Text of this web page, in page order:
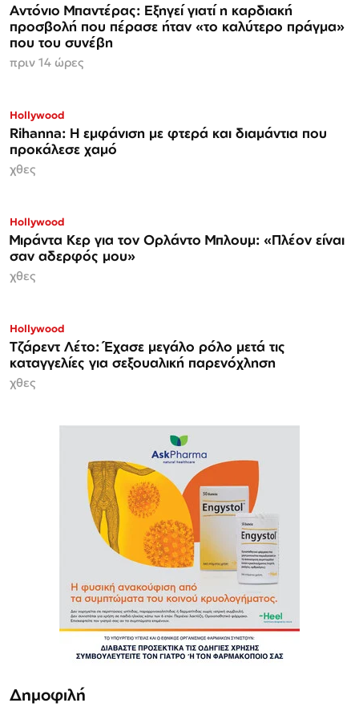
Αντόνιο Μπαντέρας: Εξηγεί γιατί η καρδιακή
προσβολή που πέρασε ήταν «το καλύτερο πράγμα»
που του συνέβη
πριν 14 ώρες
Hollywood
Rihanna: Η εμφάνιση με φτερά και διαμάντια που
προκάλεσε χαμό
χθες
Hollywood
Μιράντα Κερ για τον Ορλάντο Μπλουμ: «Πλέον είναι
σαν αδερφός μου»
χθες
Hollywood
Τζάρεντ Λέτο: Έχασε μεγάλο ρόλο μετά τις
καταγγελίες για σεξουαλική παρενόχληση
χθες
Δημοφιλή